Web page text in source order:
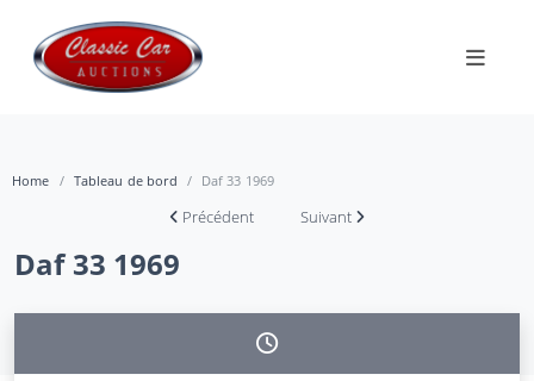
Home Tableau de bord Daf 33 1969
Précédent Suivant
Daf 33 1969